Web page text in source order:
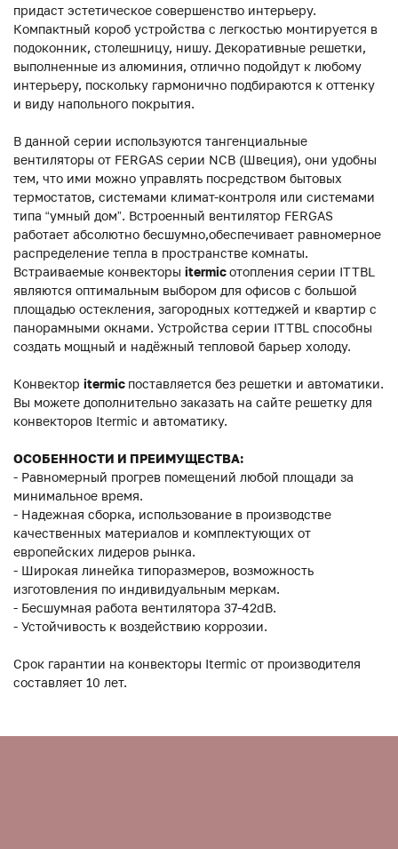
придаст эстетическое совершенство интерьеру.
Компактный короб устройства с легкостью монтируется в
подоконник, столешницу, нишу. Декоративные решетки,
выполненные из алюминия, отлично подойдут к любому
интерьеру, поскольку гармонично подбираются к оттенку
и виду напольного покрытия.
В данной серии используются тангенциальные
вентиляторы от FERGAS серии NCB (Швеция), они удобны
тем, что ими можно управлять посредством бытовых
термостатов, системами климат-контроля или системами
типа “умный дом”. Встроенный вентилятор FERGAS
работает абсолютно бесшумно,обеспечивает равномерное
распределение тепла в пространстве комнаты.
Встраиваемые конвекторы itermicотопления серии ITTBL
являются оптимальным выбором для офисов с большой
площадью остекления, загородных коттеджей и квартир с
панорамными окнами. Устройства серии ITTBL способны
создать мощный и надёжный тепловой барьер холоду.
Конвектор itermic поставляется без решетки и автоматики.
Вы можете дополнительно заказать на сайте решетку для
конвекторов Itermic и автоматику.
ОСОБЕННОСТИ И ПРЕИМУЩЕСТВА:
- Равномерный прогрев помещений любой площади за
минимальное время.
- Надежная сборка, использование в производстве
качественных материалов и комплектующих от
европейских лидеров рынка.
- Широкая линейка типоразмеров, возможность
изготовления по индивидуальным меркам.
- Бесшумная работа вентилятора 37-42dB.
- Устойчивость к воздействию коррозии.
Срок гарантии на конвекторы Itermic от производителя
составляет 10 лет.